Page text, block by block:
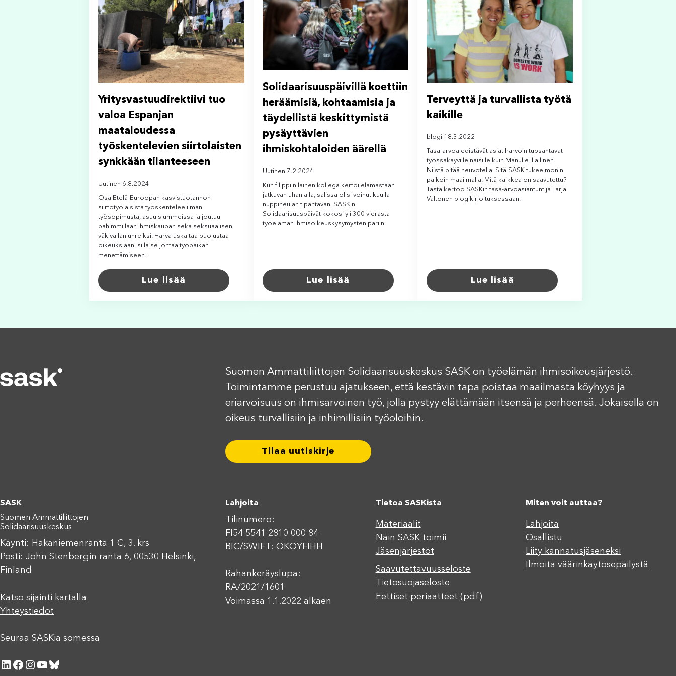
Yritysvastuudirektiivi tuo
valoa Espanjan
maataloudessa
työskentelevien siirtolaisten
synkkään tilanteeseen
Uutinen 6.8.2024
Osa Etelä-Euroopan kasvistuotannon
siirtotyöläisistä työskentelee ilman
työsopimusta, asuu slummeissa ja joutuu
pahimmillaan ihmiskaupan sekä seksuaalisen
väkivallan uhreiksi. Harva uskaltaa puolustaa
oikeuksiaan, sillä se johtaa työpaikan
menettämiseen.
Lue lisää
Solidaarisuuspäivillä koettiin
heräämisiä, kohtaamisia ja
täydellistä keskittymistä
pysäyttävien
ihmiskohtaloiden äärellä
Uutinen 7.2.2024
Kun filippiiniläinen kollega kertoi elämästään
jatkuvan uhan alla, salissa olisi voinut kuulla
nuppineulan tipahtavan. SASKin
Solidaarisuuspäivät kokosi yli 300 vierasta
työelämän ihmisoikeuskysymysten pariin.
Lue lisää
Terveyttä ja turvallista työtä
kaikille
blogi 18.3.2022
Tasa-arvoa edistävät asiat harvoin tupsahtavat
työssäkäyville naisille kuin Manulle illallinen.
Niistä pitää neuvotella. Sitä SASK tukee monin
paikoin maailmalla. Mitä kaikkea on saavutettu?
Tästä kertoo SASKin tasa-arvoasiantuntija Tarja
Valtonen blogikirjoituksessaan.
Lue lisää
Suomen Ammattiliittojen Solidaarisuuskeskus SASK on työelämän ihmisoikeusjärjestö.
Toimintamme perustuu ajatukseen, että kestävin tapa poistaa maailmasta köyhyys ja
eriarvoisuus on ihmisarvoinen työ, jolla pystyy elättämään itsensä ja perheensä. Jokaisella on
oikeus turvallisiin ja inhimillisiin työoloihin.
Tilaa uutiskirje
SASK
Suomen Ammattiliittojen
Solidaarisuuskeskus
Käynti: Hakaniemenranta 1 C, 3. krs
Posti: John Stenbergin ranta 6, 00530 Helsinki,
Finland
Katso sijainti kartalla
Yhteystiedot
Seuraa SASKia somessa
LinkedIn Facebook Instagram YouTube Bluesky
Lahjoita
Tilinumero:
FI54 5541 2810 000 84
BIC/SWIFT: OKOYFIHH
Rahankeräyslupa:
RA/2021/1601
Voimassa 1.1.2022 alkaen
Tietoa SASKista
Materiaalit
Näin SASK toimii
Jäsenjärjestöt
Saavutettavuusseloste
Tietosuojaseloste
Eettiset periaatteet (pdf)
Miten voit auttaa?
Lahjoita
Osallistu
Liity kannatusjäseneksi
Ilmoita väärinkäytösepäilystä